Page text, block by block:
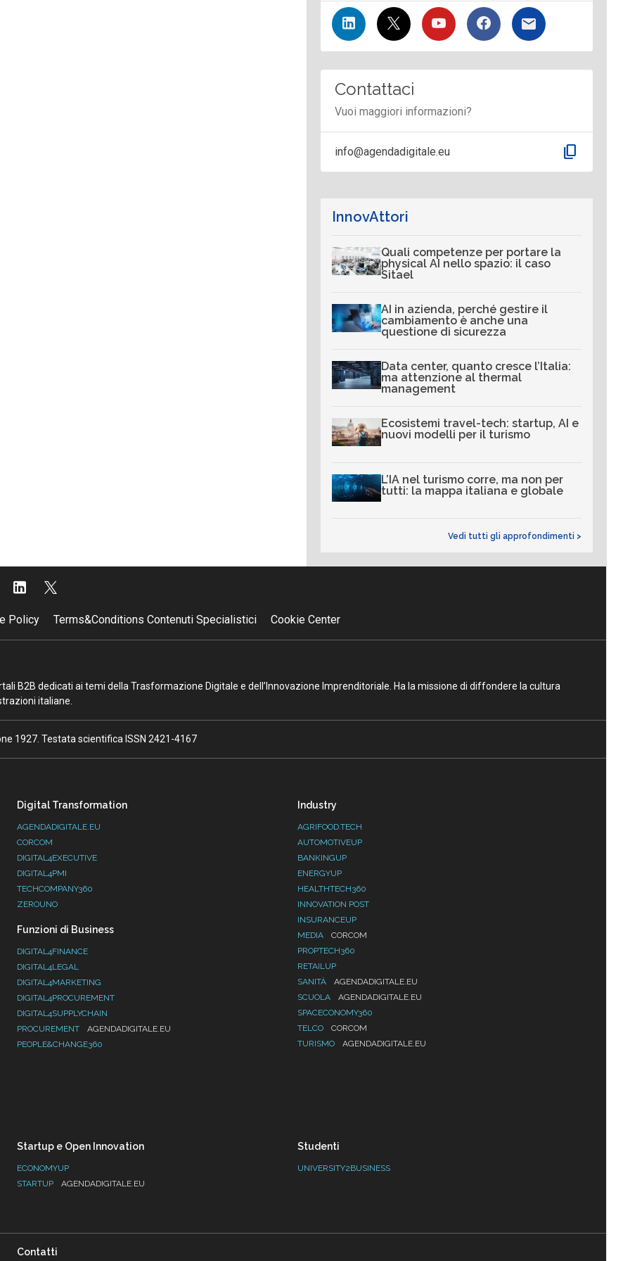
Contattaci
Vuoi maggiori informazioni?
info@agendadigitale.eu content_copy
InnovAttori
Quali competenze per portare la
physical AI nello spazio: il caso
Sitael
AI in azienda, perché gestire il
cambiamento è anche una
questione di sicurezza
Data center, quanto cresce l’Italia:
ma attenzione al thermal
management
Ecosistemi travel-tech: startup, AI e
nuovi modelli per il turismo
L’IA nel turismo corre, ma non per
tutti: la mappa italiana e globale
Vedi tutti gli approfondimenti >
Policy Terms&Conditions Contenuti Specialistici Cookie Center
B2B dedicati ai temi della Trasformazione Digitale e dell’Innovazione Imprenditoriale. Ha la missione di diffondere la cultura
italiane.
1927. Testata scientifica ISSN 2421-4167
Digital Transformation
AGENDADIGITALE.EU
CORCOM
DIGITAL4EXECUTIVE
DIGITAL4PMI
TECHCOMPANY360
ZEROUNO
Funzioni di Business
DIGITAL4FINANCE
DIGITAL4LEGAL
DIGITAL4MARKETING
DIGITAL4PROCUREMENT
DIGITAL4SUPPLYCHAIN
PROCUREMENT
AGENDADIGITALE.EU
PEOPLE&CHANGE360
Industry
AGRIFOOD.TECH
AUTOMOTIVEUP
BANKINGUP
ENERGYUP
HEALTHTECH360
INNOVATION POST
INSURANCEUP
MEDIA
CORCOM
PROPTECH360
RETAILUP
SANITÀ
AGENDADIGITALE.EU
SCUOLA
AGENDADIGITALE.EU
SPACECONOMY360
TELCO
CORCOM
TURISMO
AGENDADIGITALE.EU
Startup e Open Innovation
ECONOMYUP
STARTUP
AGENDADIGITALE.EU
Studenti
UNIVERSITY2BUSINESS
Contatti